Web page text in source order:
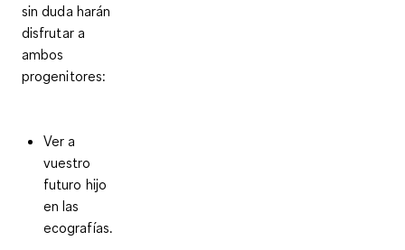
sin duda harán
disfrutar a
ambos
progenitores:
Ver a
vuestro
futuro hijo
en las
ecografías.